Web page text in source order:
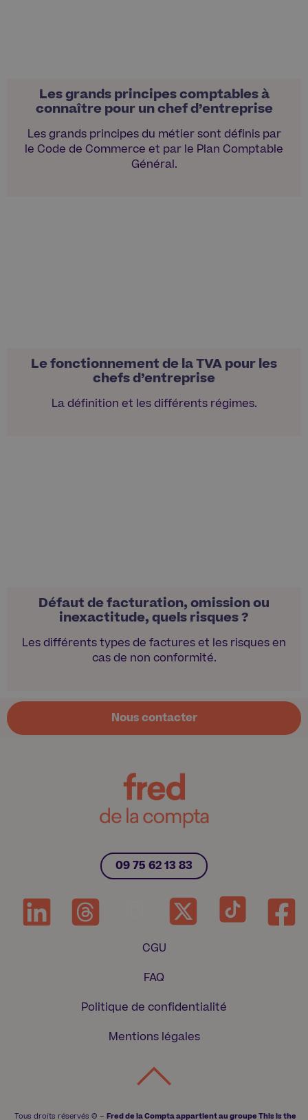
Les grands principes comptables à
connaître pour un chef d’entreprise
Les grands principes du métier sont définis par
le Code de Commerce et par le Plan Comptable
Général.
Le fonctionnement de la TVA pour les
chefs d’entreprise
La définition et les différents régimes.
Défaut de facturation, omission ou
inexactitude, quels risques ?
Les différents types de factures et les risques en
cas de non conformité.
Nous contacter
09 75 62 13 83
CGU
FAQ
Politique de confidentialité
Mentions légales
Tous droits réservés © – Fred de la Compta appartient au groupe This is the